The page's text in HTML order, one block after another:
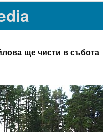
ще чисти в събота